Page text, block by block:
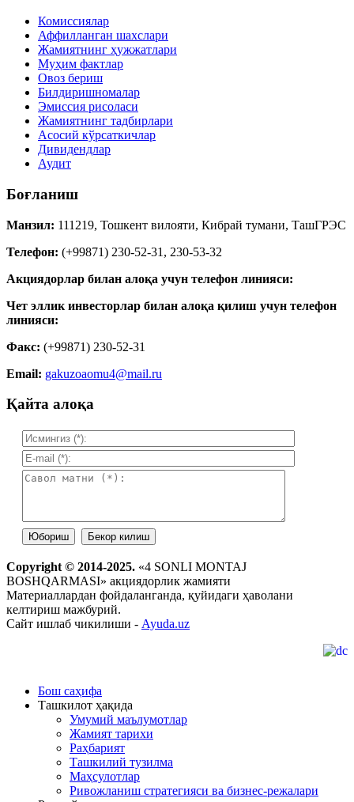
Комиссиялар
Аффилланган шахслари
Жамиятнинг ҳужжатлари
Муҳим фактлар
Овоз бериш
Билдиришномалар
Эмиссия рисоласи
Жамиятнинг тадбирлари
Асосий кўрсаткичлар
Дивидендлар
Аудит
Боғланиш
Манзил: 111219, Тошкент вилояти, Кибрай тумани, ТашГРЭС
Телефон: (+99871) 230-52-31, 230-53-32
Акциядорлар билан алоқа учун телефон линияси:
Чет эллик инвесторлар билан алоқа қилиш учун телефон
линияси:
Факс: (+99871) 230-52-31
Email: gakuzoaomu4@mail.ru
Қайта алоқа
Copyright © 2014-2025. «4 SONLI MONTAJ
BOSHQARMASI» акциядорлик жамияти
Материаллардан фойдаланганда, қуйидаги ҳаволани
келтириш мажбурий.
Сайт ишлаб чикилиши - Ayuda.uz
Бош саҳифа
Ташкилот ҳақида
Умумий маълумотлар
Жамият тарихи
Раҳбарият
Ташкилий тузилма
Маҳсулотлар
Ривожланиш стратегияси ва бизнес-режалари